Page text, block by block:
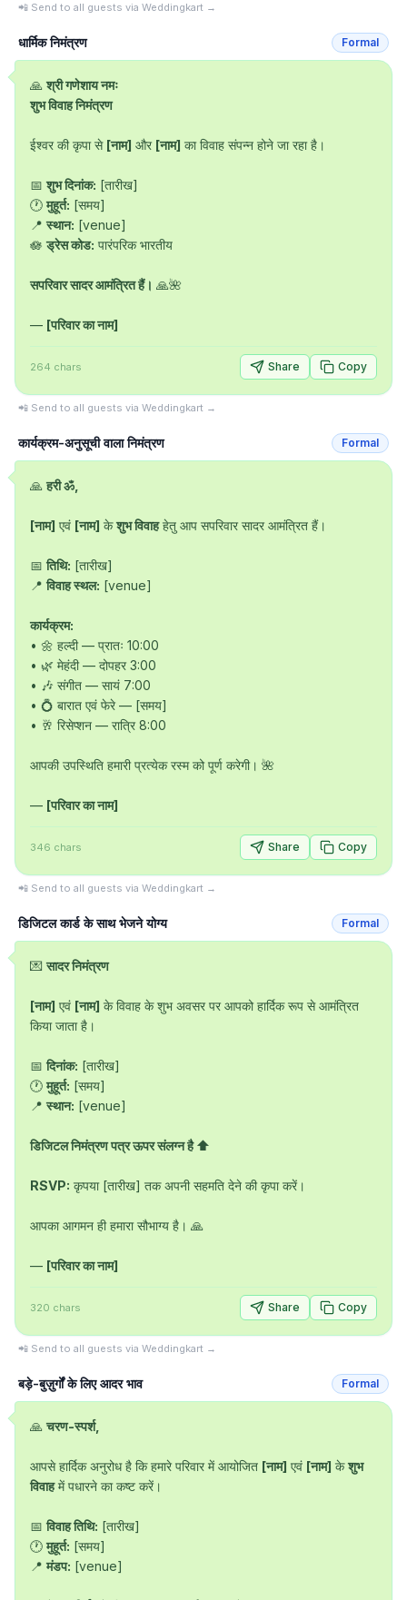
📲 Send to all guests via Weddingkart →
धार्मिक निमंत्रण Formal
🙏 श्री गणेशाय नमः
शुभ विवाह निमंत्रण
ईश्वर की कृपा से [नाम] और [नाम] का विवाह संपन्न होने जा रहा है।
📅 शुभ दिनांक: [तारीख]
🕐 मुहूर्त: [समय]
📍 स्थान: [venue]
🪷 ड्रेस कोड: पारंपरिक भारतीय
सपरिवार सादर आमंत्रित हैं। 🙏🌺
— [परिवार का नाम]
264 chars Share Copy
📲 Send to all guests via Weddingkart →
कार्यक्रम-अनुसूची वाला निमंत्रण Formal
🙏 हरी ॐ,
[नाम] एवं [नाम] के शुभ विवाह हेतु आप सपरिवार सादर आमंत्रित हैं।
📅 तिथि: [तारीख]
📍 विवाह स्थल: [venue]
कार्यक्रम:
• 🌼 हल्दी — प्रातः 10:00
• 🌿 मेहंदी — दोपहर 3:00
• 🎶 संगीत — सायं 7:00
• 💍 बारात एवं फेरे — [समय]
• 🥂 रिसेप्शन — रात्रि 8:00
आपकी उपस्थिति हमारी प्रत्येक रस्म को पूर्ण करेगी। 🌺
— [परिवार का नाम]
346 chars Share Copy
📲 Send to all guests via Weddingkart →
डिजिटल कार्ड के साथ भेजने योग्य Formal
💌 सादर निमंत्रण
[नाम] एवं [नाम] के विवाह के शुभ अवसर पर आपको हार्दिक रूप से आमंत्रित
किया जाता है।
📅 दिनांक: [तारीख]
🕐 मुहूर्त: [समय]
📍 स्थान: [venue]
डिजिटल निमंत्रण पत्र ऊपर संलग्न है ⬆
RSVP: कृपया [तारीख] तक अपनी सहमति देने की कृपा करें।
आपका आगमन ही हमारा सौभाग्य है। 🙏
— [परिवार का नाम]
320 chars Share Copy
📲 Send to all guests via Weddingkart →
बड़े-बुज़ुर्गों के लिए आदर भाव Formal
🙏 चरण-स्पर्श,
आपसे हार्दिक अनुरोध है कि हमारे परिवार में आयोजित [नाम] एवं [नाम] के शुभ
विवाह में पधारने का कष्ट करें।
📅 विवाह तिथि: [तारीख]
🕐 मुहूर्त: [समय]
📍 मंडप: [venue]